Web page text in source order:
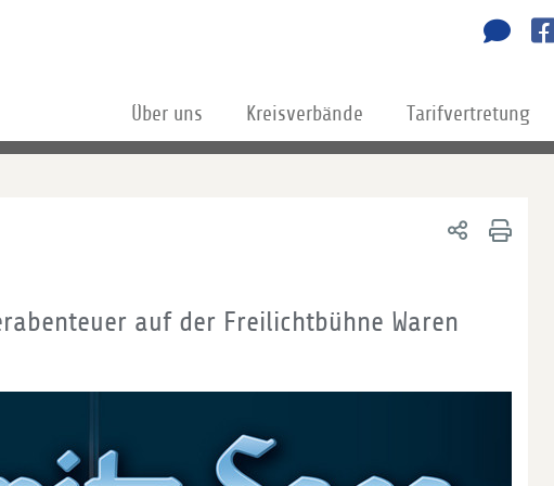
Über uns Kreisverbände Tarifvertretung
auf der Freilichtbühne Waren